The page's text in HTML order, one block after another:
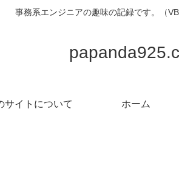
事務系エンジニアの趣味の記録です。（
サイトについて ホーム